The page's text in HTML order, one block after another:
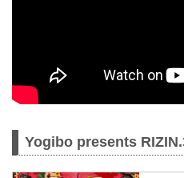
Yogibo presents